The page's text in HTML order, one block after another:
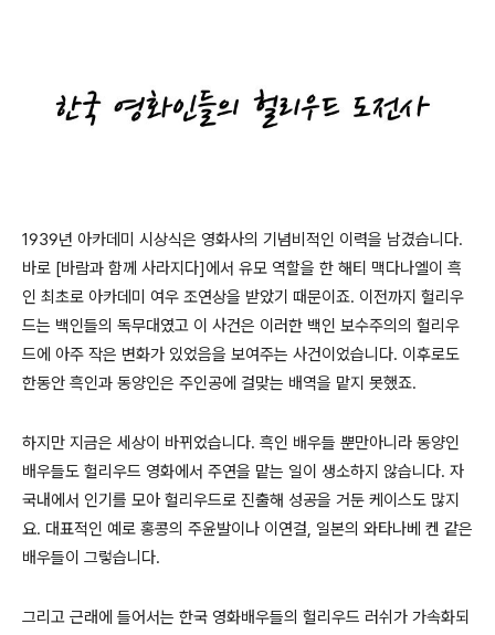
1939년 아카데미 시상식은 영화사의 기념비적인 이력을 남겼습니다.
바로 [바람과 함께 사라지다]에서 유모 역할을 한 해티 맥다나엘이 흑
인 최초로 아카데미 여우 조연상을 받았기 때문이죠. 이전까지 헐리우
드는 백인들의 독무대였고 이 사건은 이러한 백인 보수주의의 헐리우
드에 아주 작은 변화가 있었음을 보여주는 사건이었습니다. 이후로도
한동안 흑인과 동양인은 주인공에 걸맞는 배역을 맡지 못했죠.
하지만 지금은 세상이 바뀌었습니다. 흑인 배우들 뿐만아니라 동양인
배우들도 헐리우드 영화에서 주연을 맡는 일이 생소하지 않습니다. 자
국내에서 인기를 모아 헐리우드로 진출해 성공을 거둔 케이스도 많지
요. 대표적인 예로 홍콩의 주윤발이나 이연걸, 일본의 와타나베 켄 같은
배우들이 그렇습니다.
그리고 근래에 들어서는 한국 영화배우들의 헐리우드 러쉬가 가속화되